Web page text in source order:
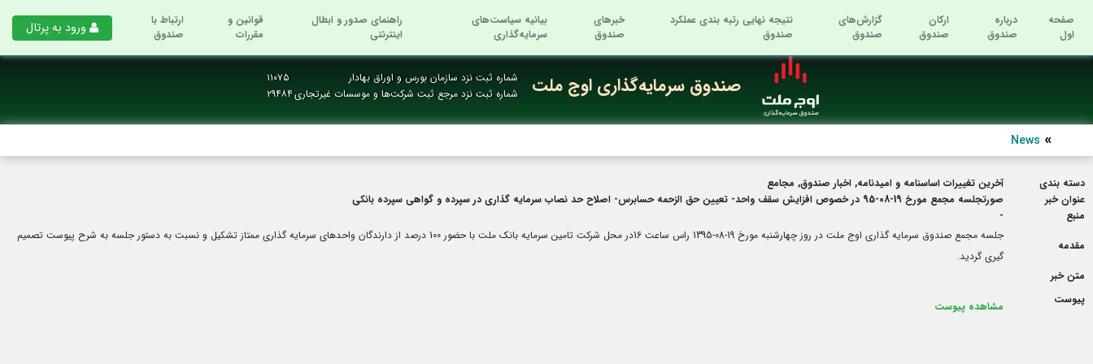
صفحه
اول
درباره
صندوق
ارکان
صندوق
گزارش‌های
صندوق
نتیجه نهایی رتبه بندی عملکرد
صندوق
خبرهای
صندوق
بیانیه سیاست‌های
سرمایه‌گذاری
راهنمای صدور و ابطال
اینترنتی
قوانین و
مقررات
ارتباط با
صندوق
ورود به پرتال
صندوق سرمایه‌گذاری اوج ملت شماره ثبت نزد سازمان بورس و اوراق بهادار
۱۱۰۷۵
شماره ثبت نزد مرجع ثبت شرکت‌ها و موسسات غیرتجاری۲۹۴۸۴
News
دسته بندی
آخرین تغییرات اساسنامه و امیدنامه, اخبار صندوق, مجامع
عنوان خبر
صورتجلسه مجمع مورخ 19-08-95 در خصوص افزایش سقف واحد- تعیین حق الزحمه حسابرس- اصلاح حد نصاب سرمایه گذاری در سپرده و گواهی سپرده بانکی
منبع
-
مقدمه
جلسه مجمع صندوق سرمایه گذاری اوج ملت در روز چهارشنبه مورخ 19-08-1395 راس ساعت 16در محل شرکت تامین سرمایه بانک ملت با حضور 100 درصد از دارندگان واحدهای سرمایه گذاری ممتاز تشکیل و نسبت به دستور جلسه به شرح پیوست تصمیم
گیری گردید.
متن خبر
پیوست
مشاهده پیوست